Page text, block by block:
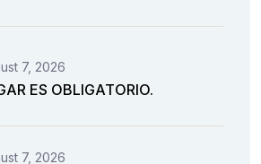
7, 2026
ES OBLIGATORIO.
7, 2026